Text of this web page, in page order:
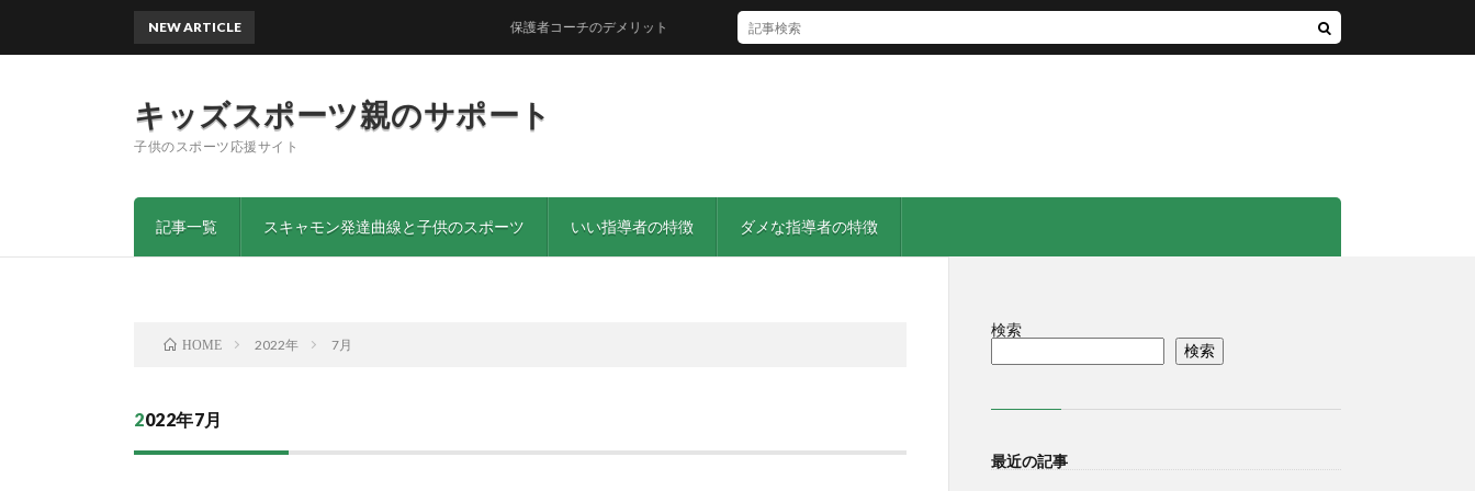
キッズスポーツ親のサポート
子供のスポーツ応援サイト
記事一覧 スキャモン発達曲線と子供のスポーツ いい指導者の特徴 ダメな指導者の特徴
NEW ARTICLE 保護者コーチのデメリット
HOME 2022年 7月
2022年7月
検索
検索
最近の記事